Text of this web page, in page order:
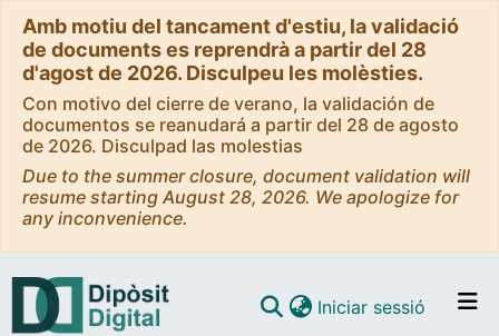
Amb motiu del tancament d'estiu, la validació
de documents es reprendrà a partir del 28
d'agost de 2026. Disculpeu les molèsties.
Con motivo del cierre de verano, la validación de
documentos se reanudará a partir del 28 de agosto
de 2026. Disculpad las molestias
Due to the summer closure, document validation will
resume starting August 28, 2026. We apologize for
any inconvenience.
Iniciar sessió (current)